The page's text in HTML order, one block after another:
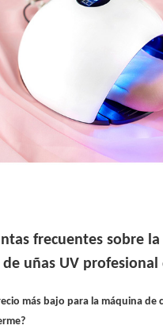
frecuentes sobre
uñas UV profesional
más bajo para la máquina de